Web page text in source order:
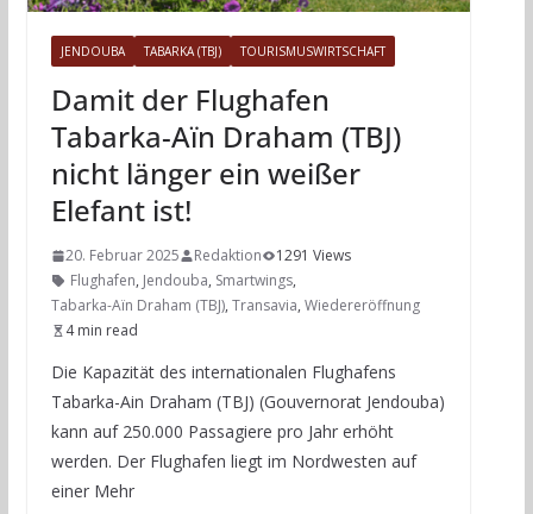
JENDOUBA TABARKA (TBJ) TOURISMUSWIRTSCHAFT
Damit der Flughafen
Tabarka-Aïn Draham (TBJ)
nicht länger ein weißer
Elefant ist!
20. Februar 2025 Redaktion
1291 Views
Flughafen, Jendouba, Smartwings,
Tabarka-Aïn Draham (TBJ), Transavia, Wiedereröffnung
4 min read
Die Kapazität des internationalen Flughafens
Tabarka-Ain Draham (TBJ) (Gouvernorat Jendouba)
kann auf 250.000 Passagiere pro Jahr erhöht
werden. Der Flughafen liegt im Nordwesten auf
einer Mehr